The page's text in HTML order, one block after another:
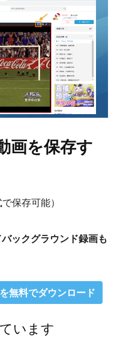
画を保存す
保存可能）
ックグラウンド録画も
無料でダウンロード
います